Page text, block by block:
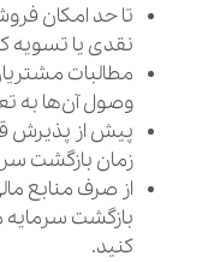
تا حد امکان
نقدی یا تسویه
مطالبات
وصول آن‌ها به
پیش از پذیرش
زمان بازگشت
از صرف منابع
بازگشت
کنید.